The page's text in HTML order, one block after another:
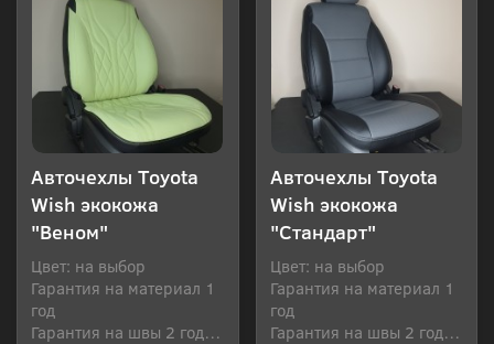
Авточехлы Toyota
Wish экокожа
"Веном"
Цвет: на выбор
Гарантия на материал 1
год
Гарантия на швы 2 года
Авточехлы Toyota
Wish экокожа
"Стандарт"
Цвет: на выбор
Гарантия на материал 1
год
Гарантия на швы 2 года